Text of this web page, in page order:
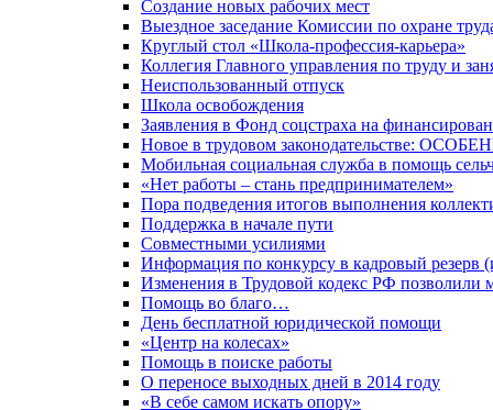
Создание новых рабочих мест
Выездное заседание Комиссии по охране
Круглый стол «Школа-профессия-карьера»
Коллегия Главного управления по труду и
Неиспользованный отпуск
Школа освобождения
Заявления в Фонд соцстраха на
Новое в трудовом законодательстве:
Мобильная социальная служба в помощь
«Нет работы – стань предпринимателем»
Пора подведения итогов выполнения
Поддержка в начале пути
Совместными усилиями
Информация по конкурсу в кадровый резерв
Изменения в Трудовой кодекс РФ
Помощь во благо…
День бесплатной юридической помощи
«Центр на колесах»
Помощь в поиске работы
О переносе выходных дней в 2014 году
«В себе самом искать опору»